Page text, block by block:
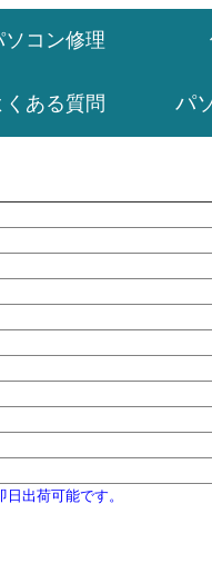
ソコン修理
くある質問 パ
出荷可能です。